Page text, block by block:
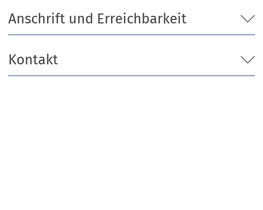
Anschrift und Erreichbarkeit
Kontakt